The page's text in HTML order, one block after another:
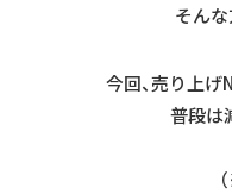
そん
今回、売り上げ
普段は